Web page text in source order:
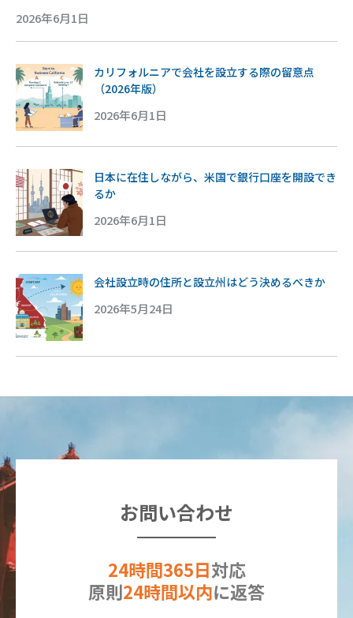
2026年6月1日
カリフォルニアで会社を設立する際の留意点
（2026年版）
2026年6月1日
日本に在住しながら、米国で銀行口座を開設でき
るか
2026年6月1日
会社設立時の住所と設立州はどう決めるべきか
2026年5月24日
お問い合わせ
24時間365日対応
原則24時間以内に返答